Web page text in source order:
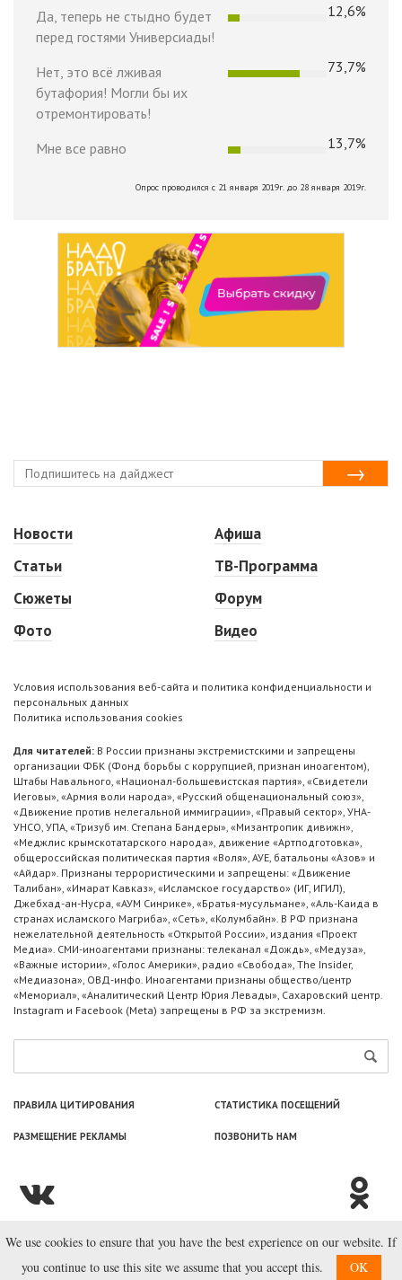
Да, теперь не стыдно будет
перед гостями Универсиады!
12,6%
Нет, это всё лживая
бутафория! Могли бы их
отремонтировать!
73,7%
Мне все равно 13,7%
Опрос проводился с 21 января 2019г. до 28 января 2019г.
Новости
Статьи
Сюжеты
Фото
Афиша
ТВ-Программа
Форум
Видео
Условия использования веб-сайта и политика конфиденциальности и
персональных данных
Политика использования cookies
Для читателей: В России признаны экстремистскими и запрещены
организации ФБК (Фонд борьбы с коррупцией, признан иноагентом),
Штабы Навального, «Национал-большевистская партия», «Свидетели
Иеговы», «Армия воли народа», «Русский общенациональный союз»,
«Движение против нелегальной иммиграции», «Правый сектор», УНА-
УНСО, УПА, «Тризуб им. Степана Бандеры», «Мизантропик дивижн»,
«Меджлис крымскотатарского народа», движение «Артподготовка»,
общероссийская политическая партия «Воля», АУЕ, батальоны «Азов» и
«Айдар». Признаны террористическими и запрещены: «Движение
Талибан», «Имарат Кавказ», «Исламское государство» (ИГ, ИГИЛ),
Джебхад-ан-Нусра, «АУМ Синрике», «Братья-мусульмане», «Аль-Каида в
странах исламского Магриба», «Сеть», «Колумбайн». В РФ признана
нежелательной деятельность «Открытой России», издания «Проект
Медиа». СМИ-иноагентами признаны: телеканал «Дождь», «Медуза»,
«Важные истории», «Голос Америки», радио «Свобода», The Insider,
«Медиазона», ОВД-инфо. Иноагентами признаны общество/центр
«Мемориал», «Аналитический Центр Юрия Левады», Сахаровский центр.
Instagram и Facebook (Metа) запрещены в РФ за экстремизм.
ПРАВИЛА ЦИТИРОВАНИЯ СТАТИСТИКА ПОСЕЩЕНИЙ
РАЗМЕЩЕНИЕ РЕКЛАМЫ ПОЗВОНИТЬ НАМ
© ООО «Лаборатория Новоcтей», 2003—2026.
We use cookies to ensure that you have the best experience on our website. If
you continue to use this site we assume that you accept this.
OK